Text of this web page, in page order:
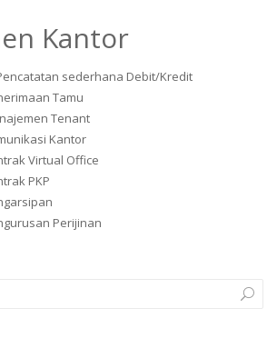
Kantor
sederhana Debit/Kredit
Tamu
Tenant
Kantor
Virtual Office
PKP
Perijinan